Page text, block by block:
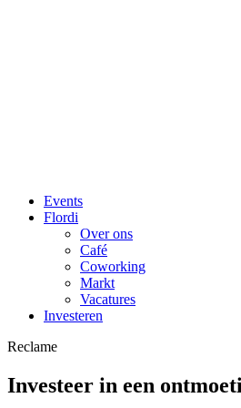
Events
Flordi
Over ons
Café
Coworking
Markt
Vacatures
Investeren
Reclame
Investeer in een